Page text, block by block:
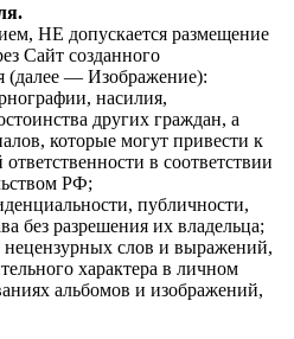
НЕ допускается размещение
Сайт созданного
(далее — Изображение):
насилия,
других граждан, а
которые могут привести к
в соответствии
РФ;
публичности,
без разрешения их владельца;
нецензурных слов и выражений,
характера в личном
альбомов и изображений,